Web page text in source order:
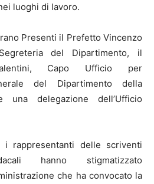
luoghi di lavoro.
Presenti il Prefetto Vincenzo
del Dipartimento, il
Capo Ufficio per
del Dipartimento della
una delegazione dell’Ufficio
rappresentanti delle scriventi
hanno stigmatizzato
che ha convocato la